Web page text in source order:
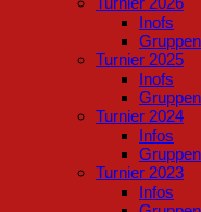
Inofs
Turnier 2025
Inofs
Turnier 2024
Infos
Turnier 2023
Infos